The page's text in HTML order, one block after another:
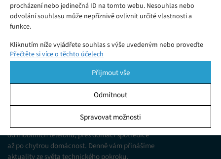
procházení nebo jedinečná ID na tomto webu. Nesouhlas nebo
odvolání souhlasu může nepříznivě ovlivnit určité vlastnosti a
funkce.
Kliknutím níže vyjádřete souhlas s výše uvedeným nebo proveďte
podrobnější rozhodnutí. Vaše volby budou použity pouze na tomto
pomocí přepínačů v Zásadách cookies nebo kliknutím na tlačítko
Spravovat souhlas ve spodní části obrazovky.
Ukládání a/nebo přístup k informacím v zařízení, Porozumění
publiku prostřednictvím statistik nebo kombinací údajů z
různých zdrojů.
Přečtěte si více o těchto účelech
Přijmout vše
Odmítnout
Spravovat možnosti
Jsme web zajímající se o technologické novinky
od mobilních telefonů, přes domácí spotřebiče
až po chytrou domácnost. Denně vám přinášíme
aktuality ze světa technického pokroku,